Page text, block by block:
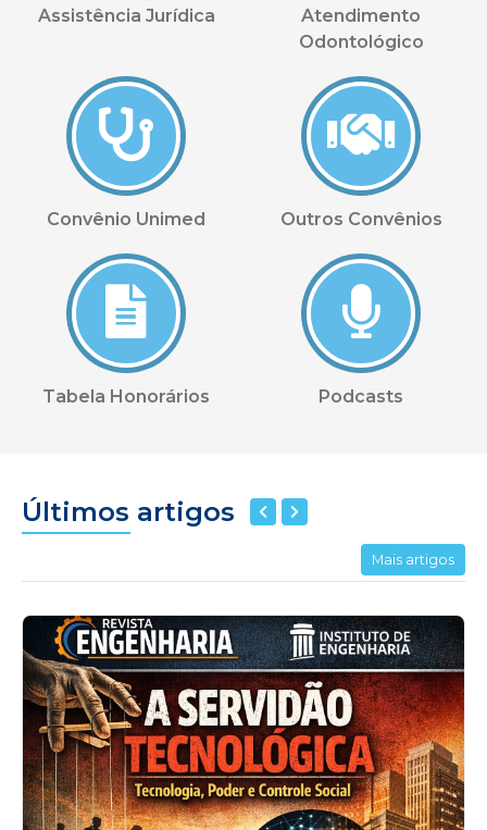
Assistência Jurídica
Atendimento
Odontológico
Convênio Unimed Outros Convênios
Tabela Honorários Podcasts
Últimos artigos
Mais artigos